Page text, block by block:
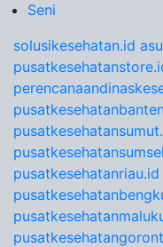
Seni
solusikesehatan.id
pusatkesehatanriau.id